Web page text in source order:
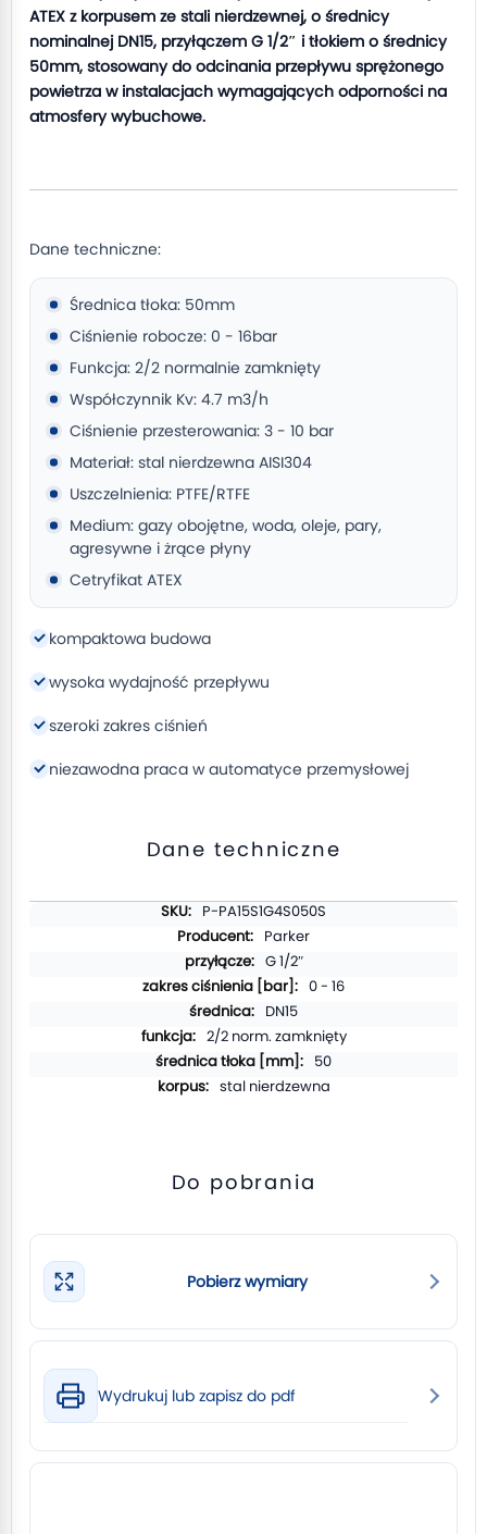
ATEX z korpusem ze stali nierdzewnej, o średnicy
nominalnej DN15, przyłączem G 1/2″ i tłokiem o średnicy
50mm, stosowany do odcinania przepływu sprężonego
powietrza w instalacjach wymagających odporności na
atmosfery wybuchowe.
Dane techniczne:
Średnica tłoka: 50mm
Ciśnienie robocze: 0 - 16bar
Funkcja: 2/2 normalnie zamknięty
Współczynnik Kv: 4.7 m3/h
Ciśnienie przesterowania: 3 - 10 bar
Materiał: stal nierdzewna AISI304
Uszczelnienia: PTFE/RTFE
Medium: gazy obojętne, woda, oleje, pary,
agresywne i żrące płyny
Cetryfikat ATEX
kompaktowa budowa
wysoka wydajność przepływu
szeroki zakres ciśnień
niezawodna praca w automatyce przemysłowej
Dane techniczne
P-PA15S1G4S050S
Parker
G 1/2″
0 - 16
DN15
2/2 norm. zamknięty
50
stal nierdzewna
Do pobrania
Pobierz wymiary
Wydrukuj lub zapisz do pdf